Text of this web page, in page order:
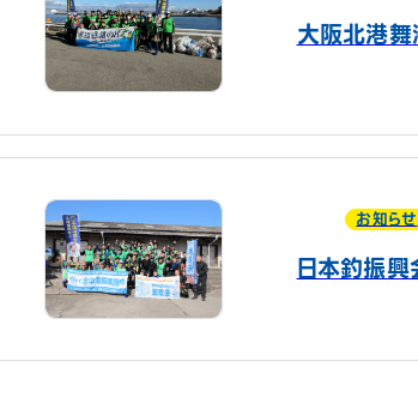
大阪北港
お知らせ
日本釣振